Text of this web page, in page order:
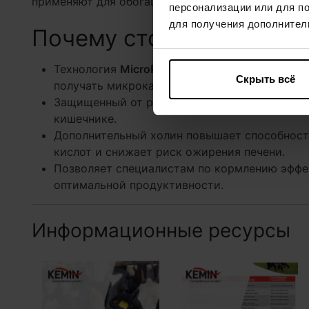
персонализации или для
для получения
Скрыть всё
Почему стоит выбрать
Технология MicroPEARLS
получать микрокапсулы концентрацией холин
Защищенный от разрушения в рубце холин
кишечнике.
Дополнительный холин повышает
кислот и снижает риск ожирения печени.
Позволяет специалистам по кормлению
оптимальной продуктивности.
Информационные ресурсы